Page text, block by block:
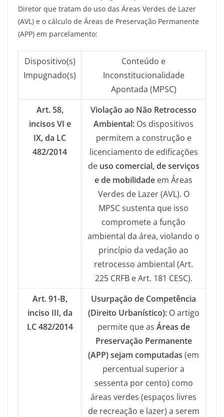
Diretor que tratam do uso das Áreas Verdes de Lazer
(AVL) e o cálculo de Áreas de Preservação Permanente
(APP) em parcelamento:
Dispositivo(s)
Impugnado(s)
Conteúdo e
Inconstitucionalidade
Apontada (MPSC)
Art. 58,
incisos VI e
IX, da LC
482/2014
Violação ao Não Retrocesso
Ambiental: Os dispositivos
permitem a construção e
licenciamento de edificações
de uso comercial, de serviços
e de mobilidade em Áreas
Verdes de Lazer (AVL). O
MPSC sustenta que isso
compromete a função
ambiental da área, violando o
princípio da vedação ao
retrocesso ambiental (Art.
225 CRFB e Art. 181 CESC).
Art. 91-B,
inciso III, da
LC 482/2014
Usurpação de Competência
(Direito Urbanístico):O artigo
permite que as Áreas de
Preservação Permanente
(APP) sejam computadas (em
percentual superior a
sessenta por cento) como
áreas verdes (espaços livres
de recreação e lazer) a serem